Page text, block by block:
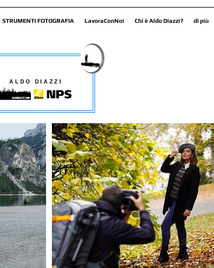
STRUMENTI FOTOGRAFIA LavoraConNoi Chi è Aldo Diazzi? di più
ALDO DIAZZI